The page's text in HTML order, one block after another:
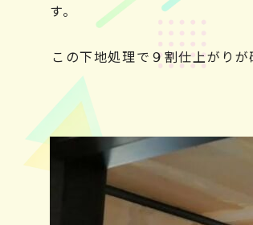
す。
この下地処理で９割仕上がりが